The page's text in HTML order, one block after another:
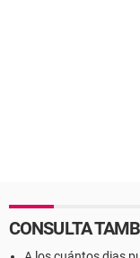
CONSULTA